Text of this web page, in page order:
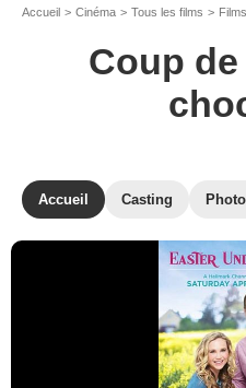
Accueil Cinéma Tous les films
Coup
Accueil Casting